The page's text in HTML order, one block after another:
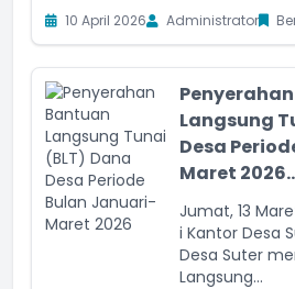
10 April 2026 Administrator
Langsung
Desa
Maret
Jumat, 13
i Kantor Desa
Desa Suter
Langsung...